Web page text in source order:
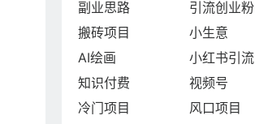
副业思路
引流创业粉
搬砖项目
小生意
AI绘画
小红书引流
知识付费
视频号
冷门项目
风口项目